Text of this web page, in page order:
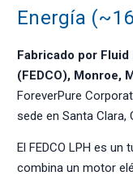
Energía
Fabricado por Fluid
(FEDCO), Monroe,
ForeverPure
sede en Santa Clara,
El FEDCO LPH es
combina un motor